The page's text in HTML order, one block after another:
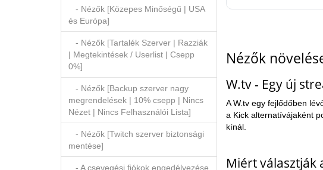
- Nézők [Közepes Minőségű | USA
és Európa]
- Nézők [Tartalék Szerver | Razziák
| Megtekintések / Userlist | Csepp
0%]
- Nézők [Backup szerver nagy
megrendelések | 10% csepp | Nincs
Nézet | Nincs Felhasználói Lista]
- Nézők [Twitch szerver biztonsági
mentése]
- A csevegési fiókok engedélyezése
Nézők
W.tv - Egy új
A W.tv egy fejlődőben
a Kick alternatívájaként
kínál.
Miért választják